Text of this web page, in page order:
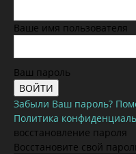
Ваше имя пользователя
Ваш пароль
Забыли Ваш пароль?
Политика
восстановление пароля
Восстановите свой